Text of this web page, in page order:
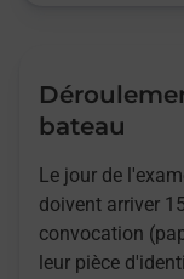
bateau
Le jour de
doivent arriver
convocation
leur pièce